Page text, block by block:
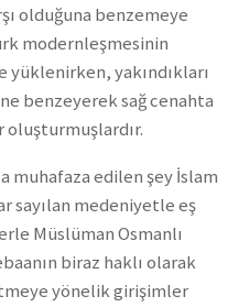
olduğuna benzemeye
modernleşmesinin
yakındıkları
benzeyerek sağ cenahta
muhafaza edilen şey İslam
sayılan medeniyetle eş
Müslüman Osmanlı
biraz haklı olarak
yönelik girişimler